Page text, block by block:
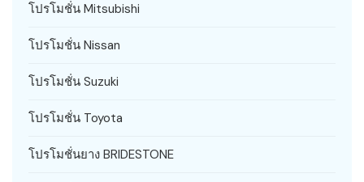
โปรโมชั่น Mitsubishi
โปรโมชั่น Nissan
โปรโมชั่น Suzuki
โปรโมชั่น Toyota
โปรโมชั่นยาง BRIDESTONE